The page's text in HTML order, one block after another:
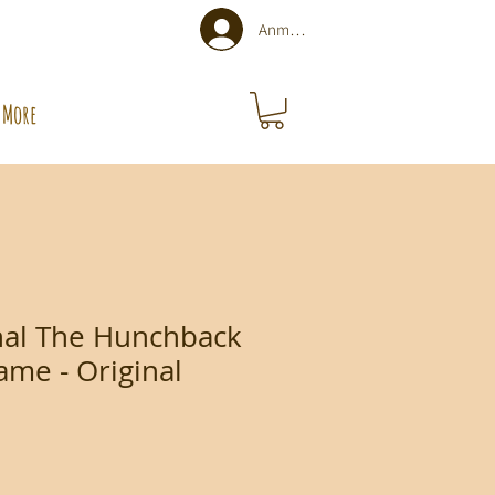
Anmelden
More
The Hunchback
- Original